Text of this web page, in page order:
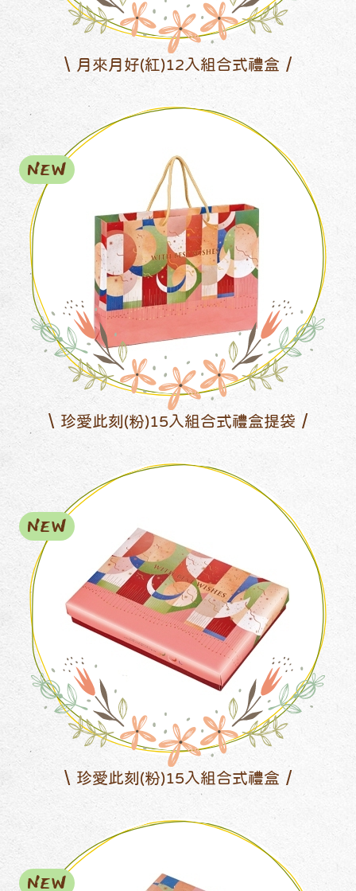
月來月好(紅)12入組合式禮盒
珍愛此刻(粉)15入組合式禮盒提袋
NEW
珍愛此刻(粉)15入組合式禮盒
NEW
NEW